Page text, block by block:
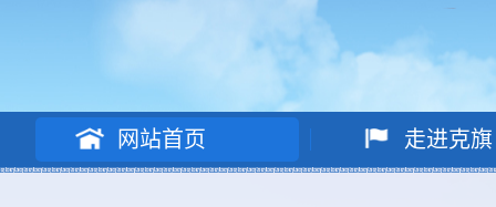
网站首页 走进克旗